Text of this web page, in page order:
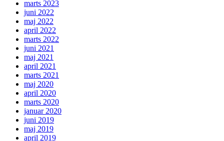
marts 2023
juni 2022
maj 2022
april 2022
marts 2022
juni 2021
maj 2021
april 2021
marts 2021
maj 2020
april 2020
marts 2020
januar 2020
juni 2019
maj 2019
april 2019